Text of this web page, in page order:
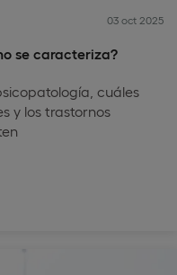
03 oct 2025
se caracteriza?
cuáles
y los trastornos